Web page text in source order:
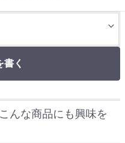
書く
んな商品にも興味を